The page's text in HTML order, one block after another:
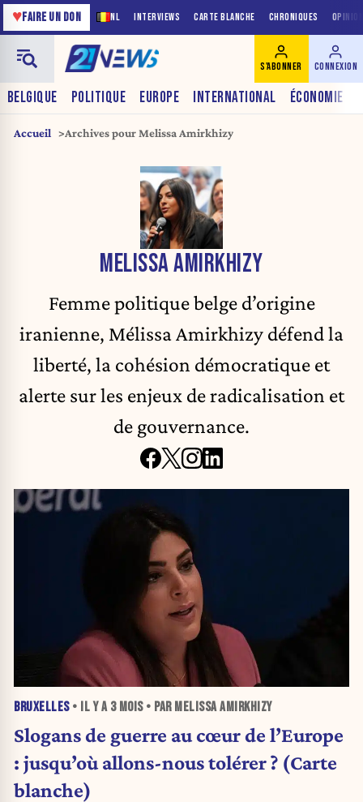
NL INTERVIEWS CARTE BLANCHE CHRONIQUES
♥FAIRE UN DON
BELGIQUE POLITIQUE EUROPE INTERNATIONAL ÉCONOMIE
S'ABONNER CONNEXION
Accueil Archives pour Melissa Amirkhizy
MELISSA AMIRKHIZY
Femme politique belge d’origine
iranienne, Mélissa Amirkhizy défend la
liberté, la cohésion démocratique et
alerte sur les enjeux de radicalisation et
de gouvernance.
BRUXELLES• IL Y A 3 MOIS• PAR MELISSA AMIRKHIZY
Slogans de guerre au cœur de l’Europe
: jusqu’où allons-nous tolérer ? (Carte
blanche)